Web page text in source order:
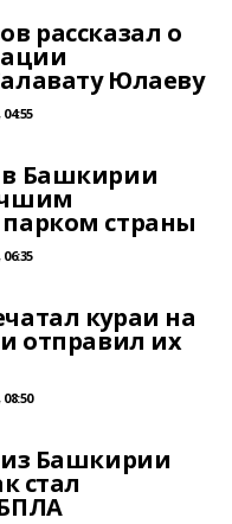
рассказал о
Юлаеву
Башкирии
страны
кураи на
отправил их
Башкирии
стал